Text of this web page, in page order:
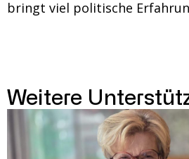
bringt viel politische
Weitere